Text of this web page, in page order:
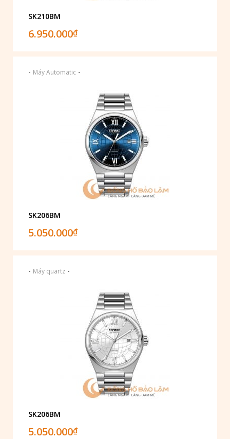
SK210BM
6.950.000₫
- Máy Automatic -
SK206BM
5.050.000₫
- Máy quartz -
SK206BM
5.050.000₫